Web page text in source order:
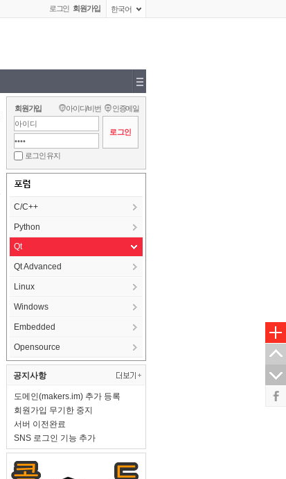
로그인 회원가입 한국어
회원가입 아이디/비번 인증메일
로그인 유지
포럼
C/C++
Python
Qt
Qt Advanced
Linux
Windows
Embedded
Opensource
공지사항
도메인(makers.im) 추가 등록
회원가입 무기한 중지
서버 이전완료
SNS 로그인 기능 추가